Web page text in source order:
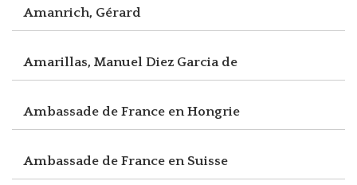
Amanrich, Gérard
Amarillas, Manuel Diez Garcia de
Ambassade de France en Hongrie
Ambassade de France en Suisse